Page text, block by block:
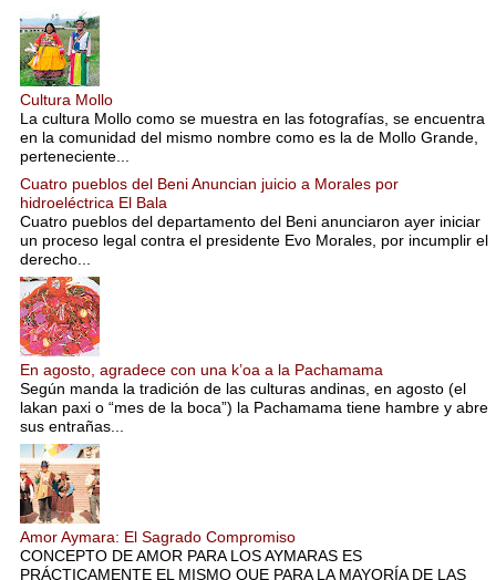
Cultura Mollo
La cultura Mollo como se muestra en las fotografías, se encuentra
en la comunidad del mismo nombre como es la de Mollo Grande,
perteneciente...
Cuatro pueblos del Beni Anuncian juicio a Morales por
hidroeléctrica El Bala
Cuatro pueblos del departamento del Beni anunciaron ayer iniciar
un proceso legal contra el presidente Evo Morales, por incumplir el
derecho...
En agosto, agradece con una k’oa a la Pachamama
Según manda la tradición de las culturas andinas, en agosto (el
lakan paxi o “mes de la boca”) la Pachamama tiene hambre y abre
sus entrañas...
Amor Aymara: El Sagrado Compromiso
CONCEPTO DE AMOR PARA LOS AYMARAS ES
PRÁCTICAMENTE EL MISMO QUE PARA LA MAYORÍA DE LAS